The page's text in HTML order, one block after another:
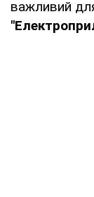
важливий